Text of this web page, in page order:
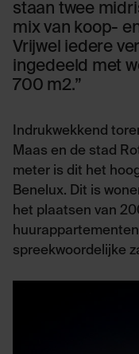
staan twee
mix van koop-
Vrijwel iedere
ingedeeld met
700 m2.”
Indrukwekkend
Maas en de stad
meter is dit het
Benelux. Dit is
het plaatsen van
spreekwoordelijke